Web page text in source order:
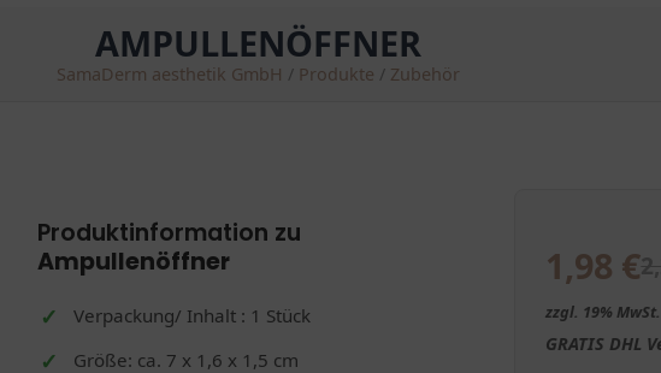
AMPULLENÖFFNER
SamaDerm aesthetik GmbH / Produkte / Zubehör
Produktinformation zu
Ampullenöffner
Verpackung/ Inhalt : 1 Stück
Größe: ca. 7 x 1,6 x 1,5 cm
1,98 €
zzgl. 19%
GRATIS DHL